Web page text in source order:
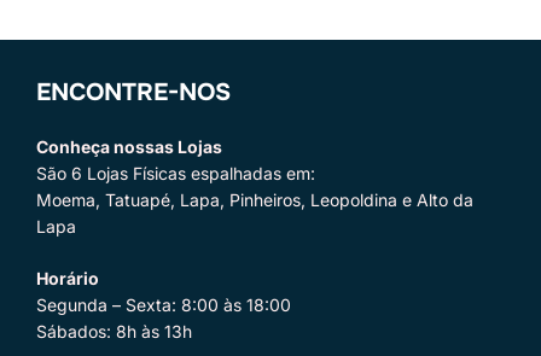
ENCONTRE-NOS
Conheça nossas Lojas
São 6 Lojas Físicas espalhadas em:
Moema, Tatuapé, Lapa, Pinheiros, Leopoldina e Alto da
Lapa
Horário
Segunda – Sexta: 8:00 às 18:00
Sábados: 8h às 13h